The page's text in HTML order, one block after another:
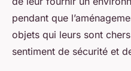
pendant que
objets qui leurs sont
sentiment de sécurité et